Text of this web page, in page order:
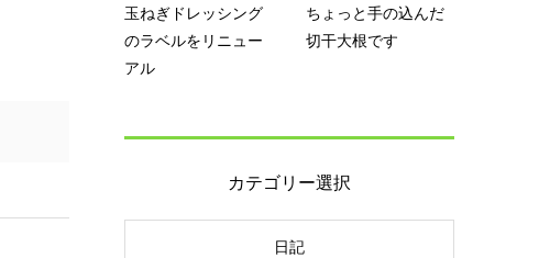
玉ねぎドレッシング
のラベルをリニュー
アル
ちょっと手の込んだ
切干大根です
カテゴリー選択
日記